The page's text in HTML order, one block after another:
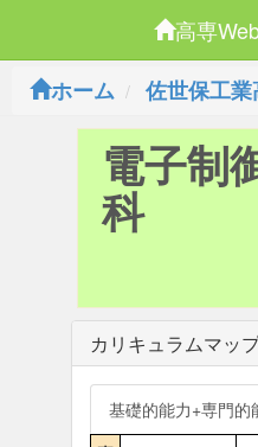
高専
ホーム
佐世保工
電子制
科
カリキュラムマッ
基礎的能力+専門的